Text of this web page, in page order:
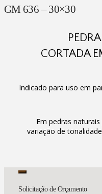
GM 636 – 30×30
CORTADA
Indicado para uso em
Em pedras
variação de
Solicitação de Orçamento